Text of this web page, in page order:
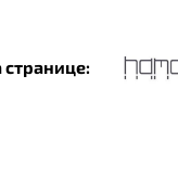
например,
хлопка
странице: